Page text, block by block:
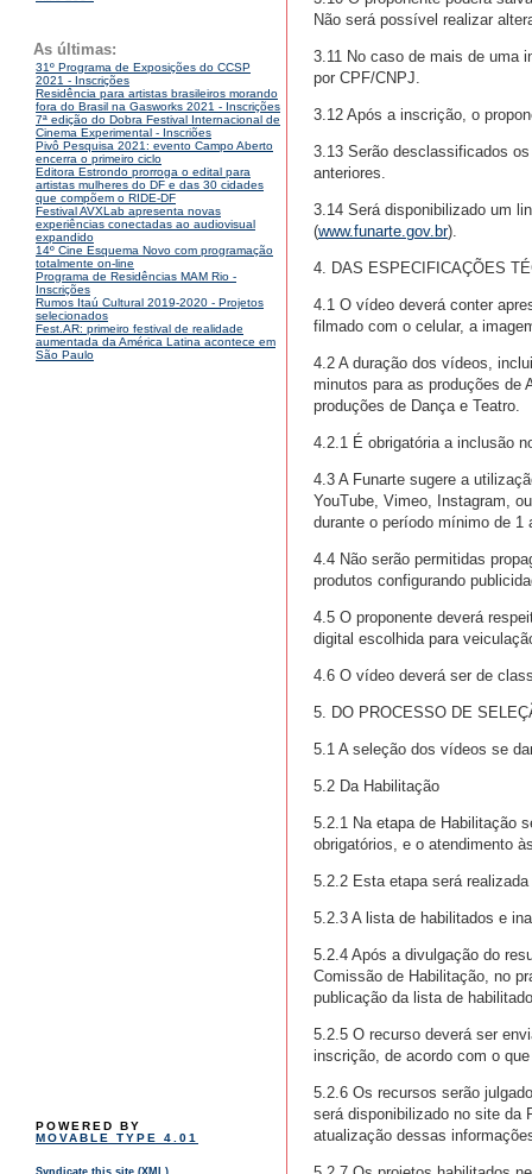
As últimas:
31º Programa de Exposições do CCSP
2021 - Inscrições
Residência para artistas brasileiros morando
fora do Brasil na Gasworks 2021 - Inscrições
7ª edição do Dobra Festival Internacional de
Cinema Experimental - Inscriões
Pivô Pesquisa 2021: evento Campo Aberto
encerra o primeiro ciclo
Editora Estrondo prorroga o edital para
artistas mulheres do DF e das 30 cidades
que compõem o RIDE-DF
Festival AVXLab apresenta novas
experiências conectadas ao audiovisual
expandido
14º Cine Esquema Novo com programação
totalmente on-line
Programa de Residências MAM Rio -
Inscrições
Rumos Itaú Cultural 2019-2020 - Projetos
selecionados
Fest.AR: primeiro festival de realidade
aumentada da América Latina acontece em
São Paulo
POWERED BY
MOVABLE TYPE 4.01
Não será possível realizar
3.11 No caso de mais de uma
por CPF/CNPJ.
3.12 Após a inscrição, o
3.13 Serão desclassificados
anteriores.
3.14 Será disponibilizado um
(www.funarte.gov.br).
4. DAS ESPECIFICAÇÕES
4.1 O vídeo deverá conter
filmado com o celular, a
4.2 A duração dos vídeos,
minutos para as produções de
produções de Dança e Teatro.
4.2.1 É obrigatória a inclusão
4.3 A Funarte sugere a
YouTube, Vimeo, Instagram,
durante o período mínimo de 1
4.4 Não serão permitidas
produtos configurando
4.5 O proponente deverá
digital escolhida para
4.6 O vídeo deverá ser de
5. DO PROCESSO DE
5.1 A seleção dos vídeos se
5.2 Da Habilitação
5.2.1 Na etapa de Habilitação
obrigatórios, e o atendimento
5.2.2 Esta etapa será
5.2.3 A lista de habilitados e
5.2.4 Após a divulgação do
Comissão de Habilitação, no
publicação da lista de
5.2.5 O recurso deverá ser
inscrição, de acordo com o
5.2.6 Os recursos serão
será disponibilizado no site da
atualização dessas